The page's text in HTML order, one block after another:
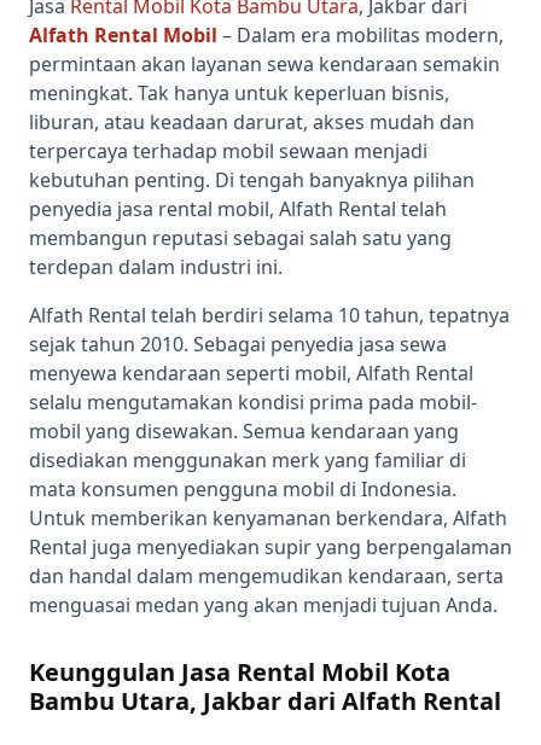
Jasa Rental Mobil Kota Bambu Utara, Jakbar dari
Alfath Rental Mobil – Dalam era mobilitas modern,
permintaan akan layanan sewa kendaraan semakin
meningkat. Tak hanya untuk keperluan bisnis,
liburan, atau keadaan darurat, akses mudah dan
terpercaya terhadap mobil sewaan menjadi
kebutuhan penting. Di tengah banyaknya pilihan
penyedia jasa rental mobil, Alfath Rental telah
membangun reputasi sebagai salah satu yang
terdepan dalam industri ini.
Alfath Rental telah berdiri selama 10 tahun, tepatnya
sejak tahun 2010. Sebagai penyedia jasa sewa
menyewa kendaraan seperti mobil, Alfath Rental
selalu mengutamakan kondisi prima pada mobil-
mobil yang disewakan. Semua kendaraan yang
disediakan menggunakan merk yang familiar di
mata konsumen pengguna mobil di Indonesia.
Untuk memberikan kenyamanan berkendara, Alfath
Rental juga menyediakan supir yang berpengalaman
dan handal dalam mengemudikan kendaraan, serta
menguasai medan yang akan menjadi tujuan Anda.
Keunggulan Jasa Rental Mobil Kota
Bambu Utara, Jakbar dari Alfath Rental